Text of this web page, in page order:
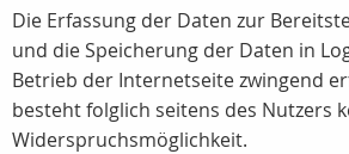
Die Erfassung der Daten zur
und die Speicherung der Daten in
Betrieb der Internetseite zwingend
besteht folglich seitens des Nutzers
Widerspruchsmöglichkeit.